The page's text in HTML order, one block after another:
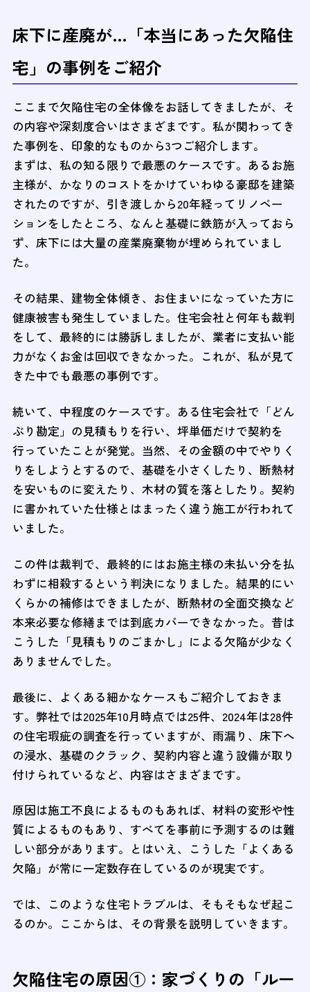
床下に産廃が…「本当にあった欠陥住
宅」の事例をご紹介
ここまで欠陥住宅の全体像をお話してきましたが、そ
の内容や深刻度合いはさまざまです。私が関わってき
た事例を、印象的なものから3つご紹介します。
まずは、私の知る限りで最悪のケースです。あるお施
主様が、かなりのコストをかけていわゆる豪邸を建築
されたのですが、引き渡しから20年経ってリノベー
ションをしたところ、なんと基礎に鉄筋が入っておら
ず、床下には大量の産業廃棄物が埋められていまし
た。
その結果、建物全体傾き、お住まいになっていた方に
健康被害も発生していました。住宅会社と何年も裁判
をして、最終的には勝訴しましたが、業者に支払い能
力がなくお金は回収できなかった。これが、私が見て
きた中でも最悪の事例です。
続いて、中程度のケースです。ある住宅会社で「どん
ぶり勘定」の見積もりを行い、坪単価だけで契約を
行っていたことが発覚。当然、その金額の中でやりく
りをしようとするので、基礎を小さくしたり、断熱材
を安いものに変えたり、木材の質を落としたり。契約
に書かれていた仕様とはまったく違う施工が行われて
いました。
この件は裁判で、最終的にはお施主様の未払い分を払
わずに相殺するという判決になりました。結果的にい
くらかの補修はできましたが、断熱材の全面交換など
本来必要な修繕までは到底カバーできなかった。昔は
こうした「見積もりのごまかし」による欠陥が少なく
ありませんでした。
最後に、よくある細かなケースもご紹介しておきま
す。弊社では2025年10月時点では25件、2024年は28件
の住宅瑕疵の調査を行っていますが、雨漏り、床下へ
の浸水、基礎のクラック、契約内容と違う設備が取り
付けられているなど、内容はさまざまです。
原因は施工不良によるものもあれば、材料の変形や性
質によるものもあり、すべてを事前に予測するのは難
しい部分があります。とはいえ、こうした「よくある
欠陥」が常に一定数存在しているのが現実です。
では、このような住宅トラブルは、そもそもなぜ起こ
るのか。ここからは、その背景を説明していきます。
欠陥住宅の原因①：家づくりの「ルー